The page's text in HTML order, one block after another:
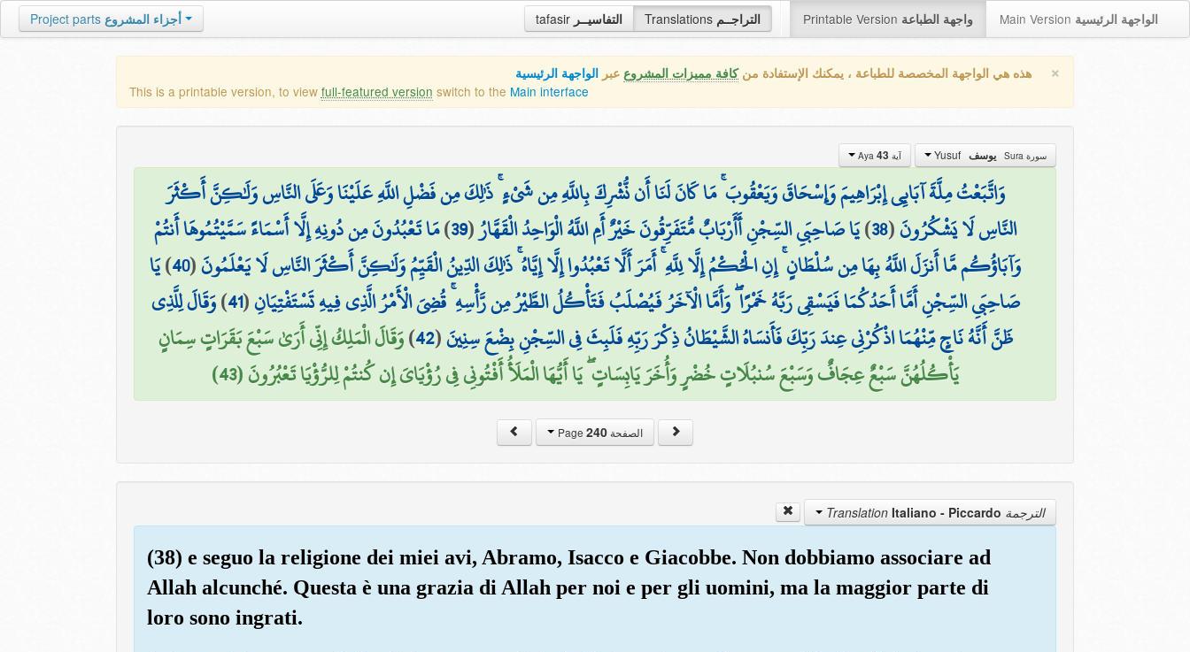
tafasir التفاسيــر Translations التراجــم Printable Version واجهة الطباعة Main Version الواجهة الرئيسية Project parts أجزاء المشروع
× هذه هي الواجهة المخصصة للطباعة ، يمكنك الإستفادة منكافة مميزات المشروع عبر الواجهة الرئيسية
This is a printable version, to view full-featured version switch to the Main interface
سورة Sura يوسف آية Aya 43
وَاتَّبَعْتُ مِلَّةَ آبَائِي إِبْرَاهِيمَ وَإِسْحَاقَ وَيَعْقُوبَ ۚ مَا كَانَ لَنَا أَن نُّشْرِكَ بِاللَّهِ مِن شَيْءٍ ۚ ذَٰلِكَ مِن فَضْلِ اللَّهِ عَلَيْنَا وَعَلَى النَّاسِ وَلَٰكِنَّ أَكْثَرَ
النَّاسِ لَا يَشْكُرُونَ(
38
)يَا صَاحِبَيِ السِّجْنِ أَأَرْبَابٌ مُّتَفَرِّقُونَ خَيْرٌ أَمِ اللَّهُ الْوَاحِدُ الْقَهَّارُ(
39
)مَا تَعْبُدُونَ مِن دُونِهِ إِلَّا أَسْمَاءً سَمَّيْتُمُوهَا أَنتُمْ
وَآبَاؤُكُم مَّا أَنزَلَ اللَّهُ بِهَا مِن سُلْطَانٍ ۚ إِنِ الْحُكْمُ إِلَّا لِلَّهِ ۚ أَمَرَ أَلَّا تَعْبُدُوا إِلَّا إِيَّاهُ ۚ ذَٰلِكَ الدِّينُ الْقَيِّمُ وَلَٰكِنَّ أَكْثَرَ النَّاسِ لَا يَعْلَمُونَ(
40
)يَا
صَاحِبَيِ السِّجْنِ أَمَّا أَحَدُكُمَا فَيَسْقِي رَبَّهُ خَمْرًا ۖ وَأَمَّا الْآخَرُ فَيُصْلَبُ فَتَأْكُلُ الطَّيْرُ مِن رَّأْسِهِ ۚ قُضِيَ الْأَمْرُ الَّذِي فِيهِ تَسْتَفْتِيَانِ(
41
)وَقَالَ لِلَّذِي
ظَنَّ أَنَّهُ نَاجٍ مِّنْهُمَا اذْكُرْنِي عِندَ رَبِّكَ فَأَنسَاهُ الشَّيْطَانُ ذِكْرَ رَبِّهِ فَلَبِثَ فِي السِّجْنِ بِضْعَ سِنِينَ(
42
)وَقَالَ الْمَلِكُ إِنِّي أَرَىٰ سَبْعَ بَقَرَاتٍ سِمَانٍ
يَأْكُلُهُنَّ سَبْعٌ عِجَافٌ وَسَبْعَ سُنبُلَاتٍ خُضْرٍ وَأُخَرَ يَابِسَاتٍ ۖ يَا أَيُّهَا الْمَلَأُ أَفْتُونِي فِي رُؤْيَايَ إِن كُنتُمْ لِلرُّؤْيَا تَعْبُرُونَ (43)
الصفحة Page240
الترجمة Translation Italiano - Piccardo
(38) e seguo la religione dei miei avi, Abramo, Isacco e Giacobbe. Non dobbiamo associare ad
Allah alcunché. Questa è una grazia di Allah per noi e per gli uomini, ma la maggior parte di
loro sono ingrati.